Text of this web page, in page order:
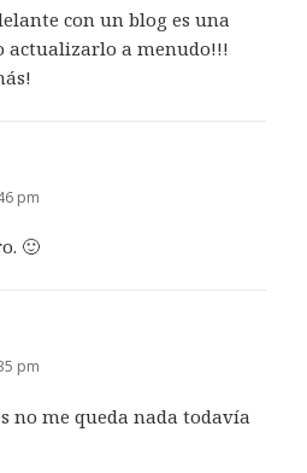
con un blog es una
actualizarlo a menudo!!!
pm
🙂
pm
no me queda nada todavía